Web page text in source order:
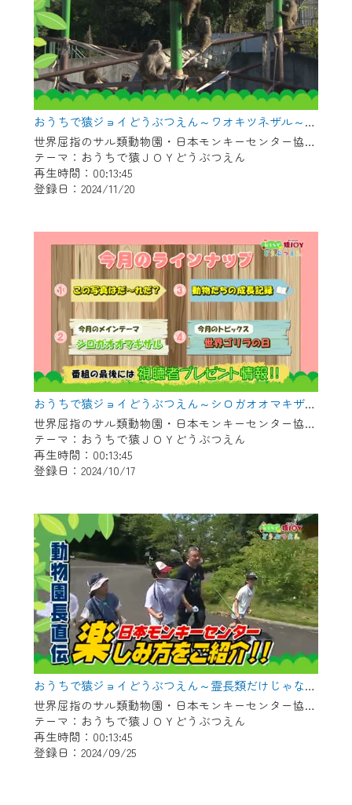
おうちで猿ジョイどうぶつえん～ワオキツネザル～（2024年10月16日初回放送）
世界屈指のサル類動物園・日本モンキーセンター協力の親子で学べる動物番組。
テーマ：おうちで猿ＪＯＹどうぶつえん
再生時間：00:13:45
登録日：2024/11/20
おうちで猿ジョイどうぶつえん～シロガオオマキザル～（2024年9月16日初回放送）
世界屈指のサル類動物園・日本モンキーセンター協力の親子で学べる動物番組。
テーマ：おうちで猿ＪＯＹどうぶつえん
再生時間：00:13:45
登録日：2024/10/17
おうちで猿ジョイどうぶつえん～霊長類だけじゃない！？ 夏休みは日本モンキーセンターへ！～（2024年8月16日初回放送）
世界屈指のサル類動物園・日本モンキーセンター協力の親子で学べる動物番組。
テーマ：おうちで猿ＪＯＹどうぶつえん
再生時間：00:13:45
登録日：2024/09/25